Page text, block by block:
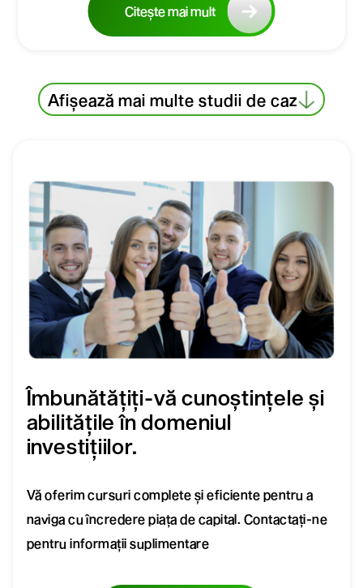
Citește mai mult
Afișează mai multe studii de caz
Îmbunătățiți-vă cunoștințele și
abilitățile în domeniul
investițiilor.
Vă oferim cursuri complete și eficiente pentru a
naviga cu încredere piața de capital. Contactați-ne
pentru informații suplimentare